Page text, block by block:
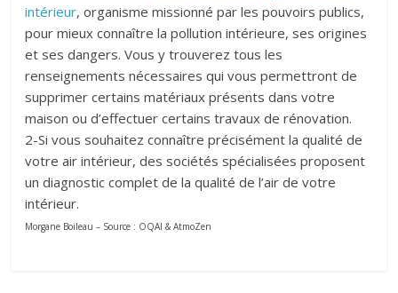
intérieur, organisme missionné par les pouvoirs publics,
pour mieux connaître la pollution intérieure, ses origines
et ses dangers. Vous y trouverez tous les
renseignements nécessaires qui vous permettront de
supprimer certains matériaux présents dans votre
maison ou d’effectuer certains travaux de rénovation.
2-Si vous souhaitez connaître précisément la qualité de
votre air intérieur, des sociétés spécialisées proposent
un diagnostic complet de la qualité de l’air de votre
intérieur.
Morgane Boileau – Source : OQAI & AtmoZen